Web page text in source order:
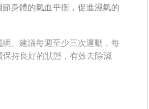
身體的氣血平衡，促進濕氣的
。建議每週至少三次運動，每
持良好的狀態，有效去除濕